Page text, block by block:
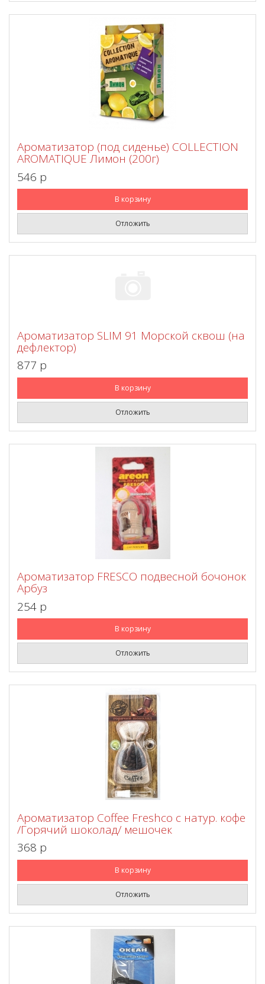
Ароматизатор (под сиденье) COLLECTION
AROMATIQUE Лимон (200г)
546 p
В корзину
Отложить
Ароматизатор SLIM 91 Морской сквош (на
дефлектор)
877 p
В корзину
Отложить
Ароматизатор FRESCO подвесной бочонок
Арбуз
254 p
В корзину
Отложить
Ароматизатор Coffee Freshco с натур. кофе
/Горячий шоколад/ мешочек
368 p
В корзину
Отложить